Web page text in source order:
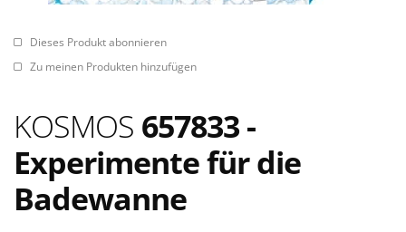
Dieses Produkt abonnieren
Zu meinen Produkten hinzufügen
KOSMOS 657833 -
Experimente für die
Badewanne